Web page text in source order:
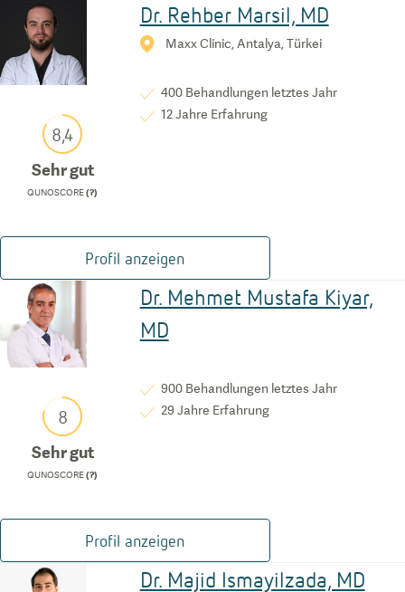
8,4
Sehr gut
QUNOSCORE(?)
Dr. Rehber Marsil, MD
Maxx Clinic, Antalya, Türkei
400 Behandlungen letztes Jahr
12 Jahre Erfahrung
Profil anzeigen
8
Sehr gut
QUNOSCORE(?)
Dr. Mehmet Mustafa Kiyar,
MD
900 Behandlungen letztes Jahr
29 Jahre Erfahrung
Profil anzeigen
Dr. Majid Ismayilzada, MD